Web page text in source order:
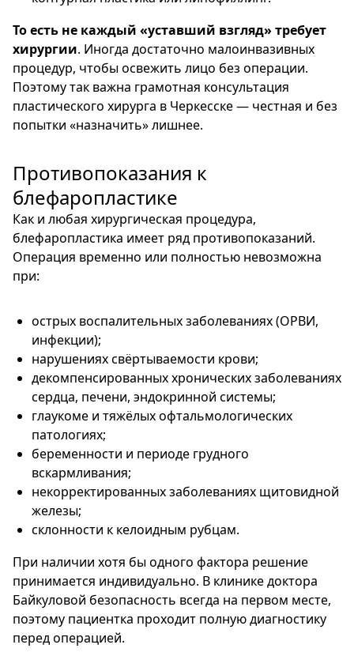
То есть не каждый «уставший взгляд» требует
хирургии. Иногда достаточно малоинвазивных
процедур, чтобы освежить лицо без операции.
Поэтому так важна грамотная консультация
пластического хирурга в Черкесске — честная и без
попытки «назначить» лишнее.
Противопоказания к
блефаропластике
Как и любая хирургическая процедура,
блефаропластика имеет ряд противопоказаний.
Операция временно или полностью невозможна
при:
острых воспалительных заболеваниях (ОРВИ,
инфекции);
нарушениях свёртываемости крови;
декомпенсированных хронических заболеваниях
сердца, печени, эндокринной системы;
глаукоме и тяжёлых офтальмологических
патологиях;
беременности и периоде грудного
вскармливания;
некорректированных заболеваниях щитовидной
железы;
склонности к келоидным рубцам.
При наличии хотя бы одного фактора решение
принимается индивидуально. В клинике доктора
Байкуловой безопасность всегда на первом месте,
поэтому пациентка проходит полную диагностику
перед операцией.